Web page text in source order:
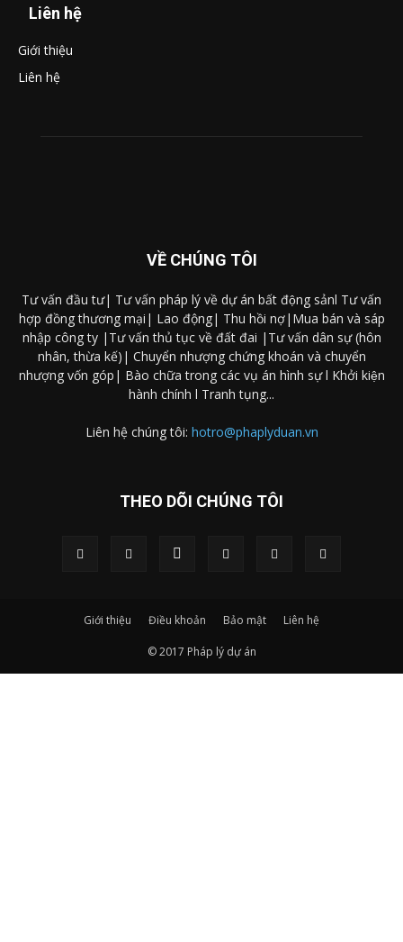
Liên hệ
Giới thiệu
Liên hệ
VỀ CHÚNG TÔI
Tư vấn đầu tư| Tư vấn pháp lý về dự án bất động sảnl Tư vấn
hợp đồng thương mại| Lao động| Thu hồi nợ|Mua bán và sáp
nhập công ty |Tư vấn thủ tục về đất đai |Tư vấn dân sự (hôn
nhân, thừa kế)| Chuyển nhượng chứng khoán và chuyển
nhượng vốn góp| Bào chữa trong các vụ án hình sự l Khởi kiện
hành chính l Tranh tụng...
Liên hệ chúng tôi: hotro@phaplyduan.vn
THEO DÕI CHÚNG TÔI
Giới thiệu Điều khoản Bảo mật Liên hệ
© 2017 Pháp lý dự án